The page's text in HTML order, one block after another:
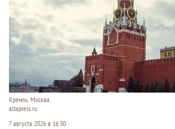
Кремль. Москва.
altapress.ru
7 августа 2026 в 16:30